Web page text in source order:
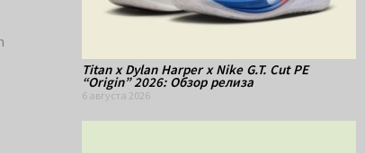
Titan x Dylan Harper x Nike G.T. Cut PE
“Origin” 2026: Обзор релиза
6 августа 2026